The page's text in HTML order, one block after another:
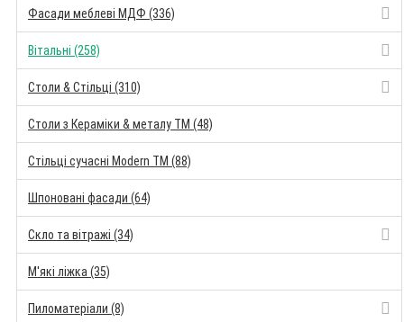
Фасади меблеві МДФ (336)
Вітальні (258)
Столи & Стільці (310)
Столи з Кераміки & металу TM (48)
Стільці сучасні Modern TM (88)
Шпоновані фасади (64)
Скло та вітражі (34)
М'які ліжка (35)
Пиломатеріали (8)